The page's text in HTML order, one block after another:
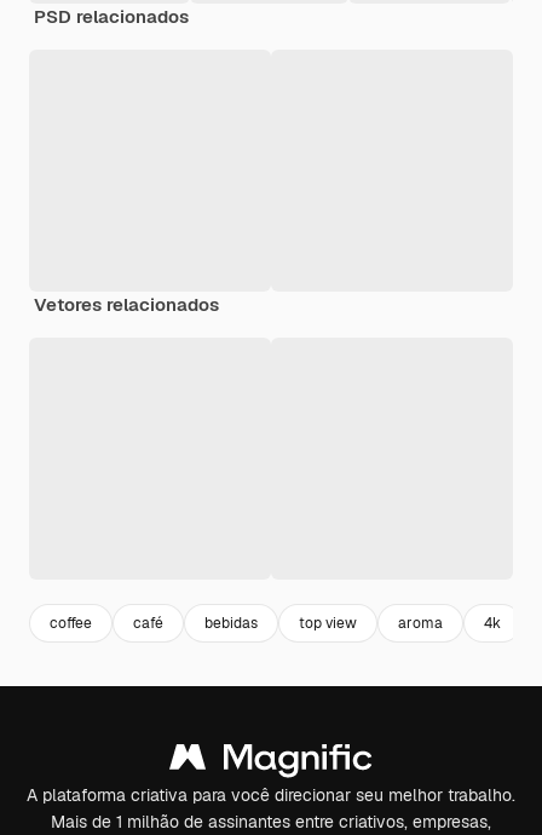
PSD relacionados
Vetores relacionados
coffee café bebidas top view aroma 4k
A plataforma criativa para você direcionar seu melhor trabalho.
Mais de 1 milhão de assinantes entre criativos, empresas,